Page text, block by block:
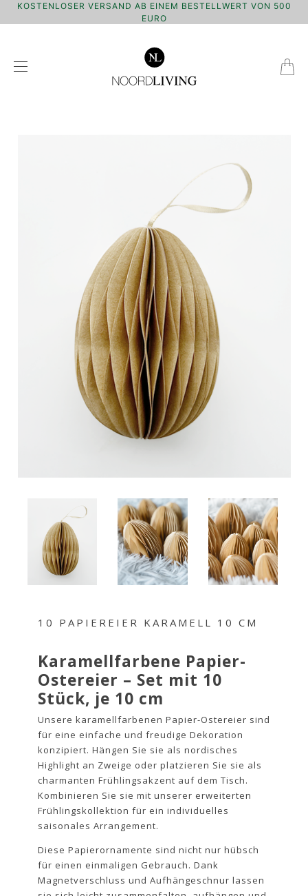
KOSTENLOSER VERSAND AB EINEM BESTELLWERT VON 500
EURO
10 PAPIEREIER KARAMELL 10 CM
Karamellfarbene Papier-
Ostereier – Set mit 10
Stück, je 10 cm
Unsere karamellfarbenen Papier-Ostereier sind
für eine einfache und freudige Dekoration
konzipiert. Hängen Sie sie als nordisches
Highlight an Zweige oder platzieren Sie sie als
charmanten Frühlingsakzent auf dem Tisch.
Kombinieren Sie sie mit unserer erweiterten
Frühlingskollektion für ein individuelles
saisonales Arrangement.
Diese Papierornamente sind nicht nur hübsch
für einen einmaligen Gebrauch. Dank
Magnetverschluss und Aufhängeschnur lassen